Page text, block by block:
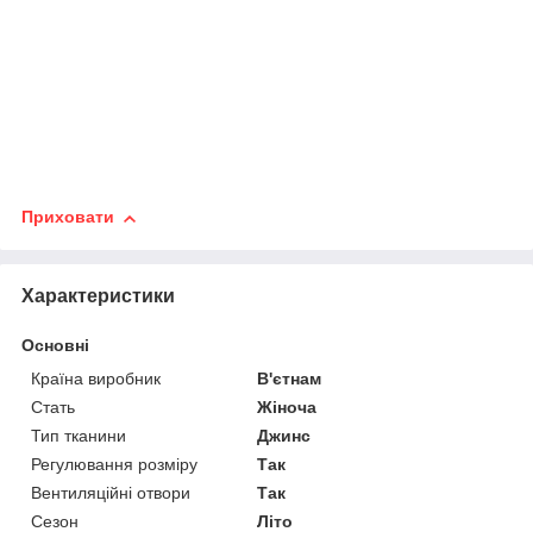
Приховати
Характеристики
Основні
Країна виробник
В'єтнам
Стать
Жіноча
Тип тканини
Джинс
Регулювання розміру
Так
Вентиляційні отвори
Так
Сезон
Літо